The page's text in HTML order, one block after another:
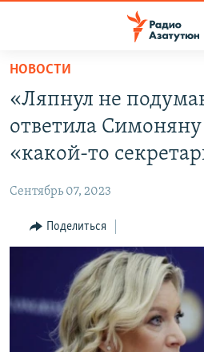
Перейти
основному
содержанию
основной
навигации
Перейти
НОВОСТИ
ПОЛИТИКА
ЭКОНОМИКА
РЕГИОН
НАГОРНЫЙ КАРАБАХ
КУЛЬТУРА
СПОРТ
АРХИВ
НОВОСТИ
«Ляпнул не
ответила
«какой-то
Сентябрь 07, 2023
Поделиться